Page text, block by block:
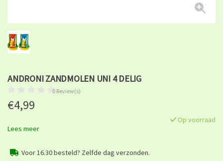
ANDRONI ZANDMOLEN UNI 4 DELIG
0 Review(s)
€4,99
Op voorraad
Lees meer
Voor 16.30 besteld? Zelfde dag verzonden.